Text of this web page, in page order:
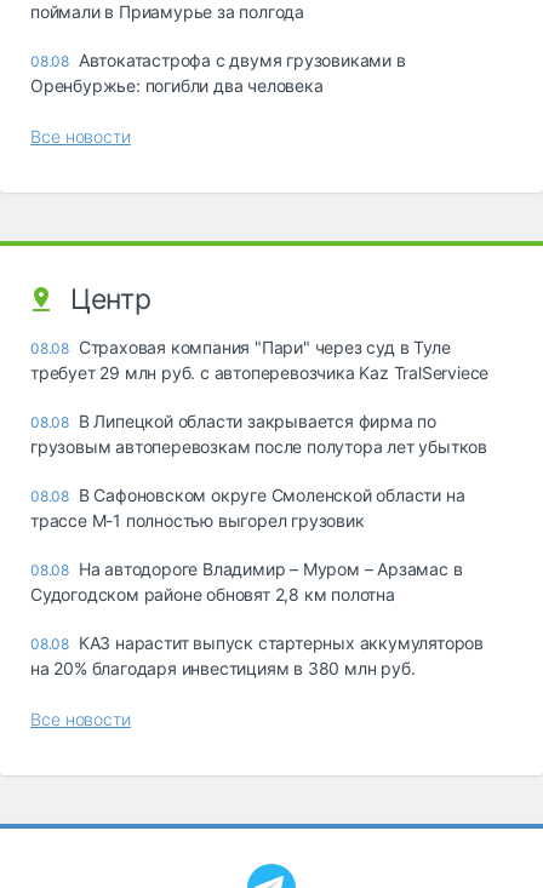
поймали в Приамурье за полгода
08.08 Автокатастрофа с двумя грузовиками в
Оренбуржье: погибли два человека
Все новости
Центр
08.08 Страховая компания "Пари" через суд в Туле
требует 29 млн руб. с автоперевозчика Kaz TralServiece
08.08 В Липецкой области закрывается фирма по
грузовым автоперевозкам после полутора лет убытков
08.08 В Сафоновском округе Смоленской области на
трассе М-1 полностью выгорел грузовик
08.08 На автодороге Владимир – Муром – Арзамас в
Судогодском районе обновят 2,8 км полотна
08.08 КАЗ нарастит выпуск стартерных аккумуляторов
на 20% благодаря инвестициям в 380 млн руб.
Все новости